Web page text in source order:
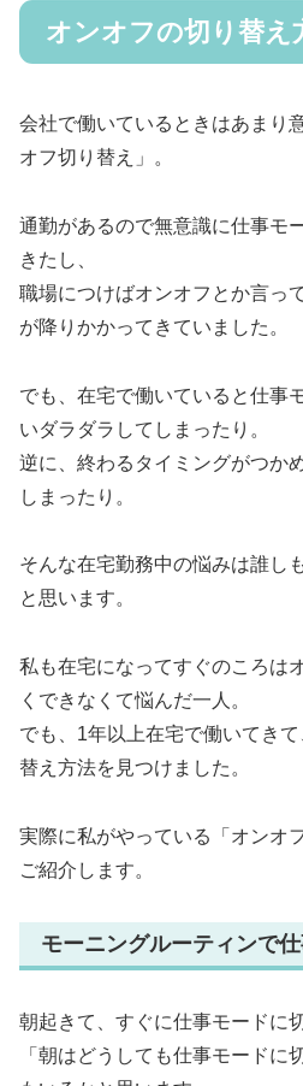
オンオフの切り替え
会社で働いているときはあまり
オフ切り替え」。
通勤があるので無意識に仕事モ
きたし、
職場につけばオンオフとか言っ
が降りかかってきていました。
でも、在宅で働いていると仕事
いダラダラしてしまったり。
逆に、終わるタイミングがつか
しまったり。
そんな在宅勤務中の悩みは誰し
と思います。
私も在宅になってすぐのころは
くできなくて悩んだ一人。
でも、1年以上在宅で働いてき
替え方法を見つけました。
実際に私がやっている「オンオ
ご紹介します。
モーニングルーティンで
朝起きて、すぐに仕事モードに
「朝はどうしても仕事モードに